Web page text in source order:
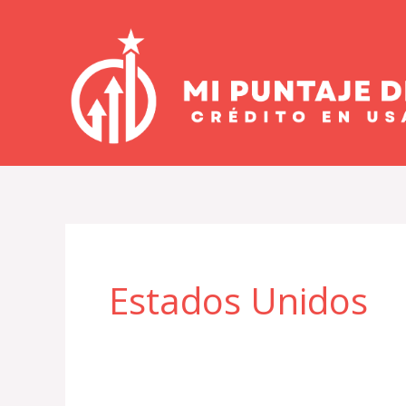
Estados Unidos